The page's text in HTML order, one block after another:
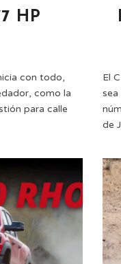
HP
con todo,
como la
para calle
El
de